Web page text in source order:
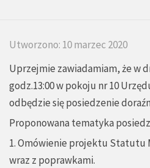
Utworzono: 10 marzec 2020
Uprzejmie zawiadamiam, że w
godz.13:00 w pokoju nr 10
odbędzie się posiedzenie
Proponowana tematyka
1. Omówienie projektu Statutu
wraz z poprawkami.